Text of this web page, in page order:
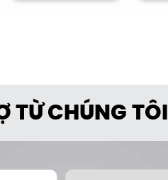
TỪ CHÚNG TÔI